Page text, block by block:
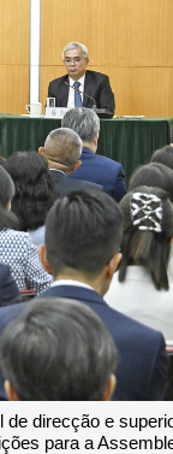
Hou Fai,
direito de voto